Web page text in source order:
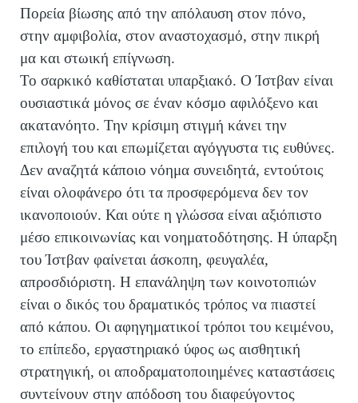
Πορεία βίωσης από την απόλαυση στον πόνο,
στην αμφιβολία, στον αναστοχασμό, στην πικρή
μα και στωική επίγνωση.
Το σαρκικό καθίσταται υπαρξιακό. Ο Ίστβαν είναι
ουσιαστικά μόνος σε έναν κόσμο αφιλόξενο και
ακατανόητο. Την κρίσιμη στιγμή κάνει την
επιλογή του και επωμίζεται αγόγγυστα τις ευθύνες.
Δεν αναζητά κάποιο νόημα συνειδητά, εντούτοις
είναι ολοφάνερο ότι τα προσφερόμενα δεν τον
ικανοποιούν. Και ούτε η γλώσσα είναι αξιόπιστο
μέσο επικοινωνίας και νοηματοδότησης. Η ύπαρξη
του Ίστβαν φαίνεται άσκοπη, φευγαλέα,
απροσδιόριστη. Η επανάληψη των κοινοτοπιών
είναι ο δικός του δραματικός τρόπος να πιαστεί
από κάπου. Οι αφηγηματικοί τρόποι του κειμένου,
το επίπεδο, εργαστηριακό ύφος ως αισθητική
στρατηγική, οι αποδραματοποιημένες καταστάσεις
συντείνουν στην απόδοση του διαφεύγοντος